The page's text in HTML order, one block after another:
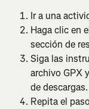
Ir a una
Haga clic en
sección de
Siga las
archivo GPX
de descargas.
Repita el